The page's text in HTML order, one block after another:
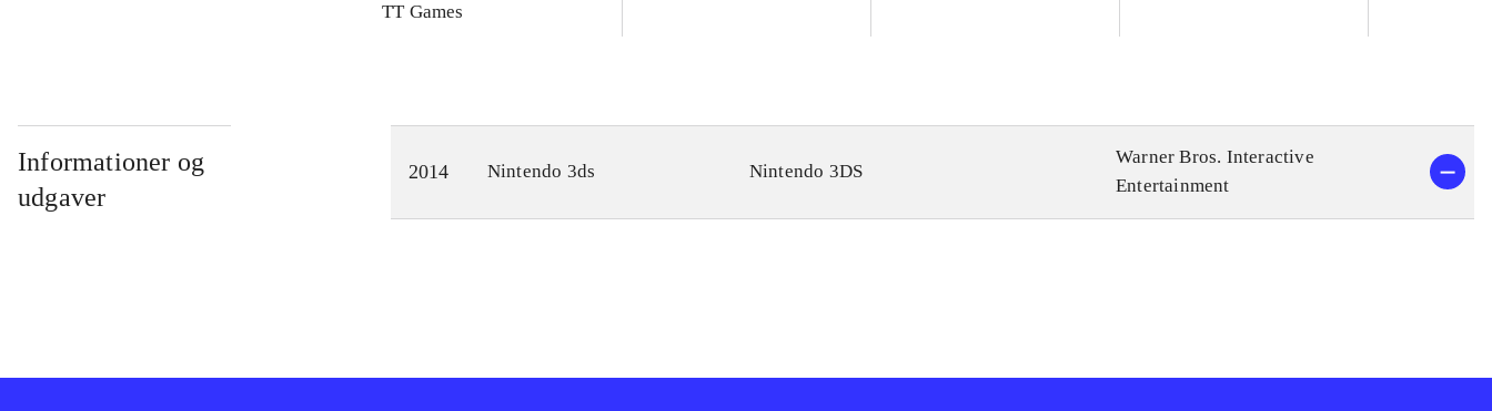
TT Games
Informationer og
udgaver
2014 Nintendo 3ds Nintendo 3DS
Warner Bros. Interactive
Entertainment